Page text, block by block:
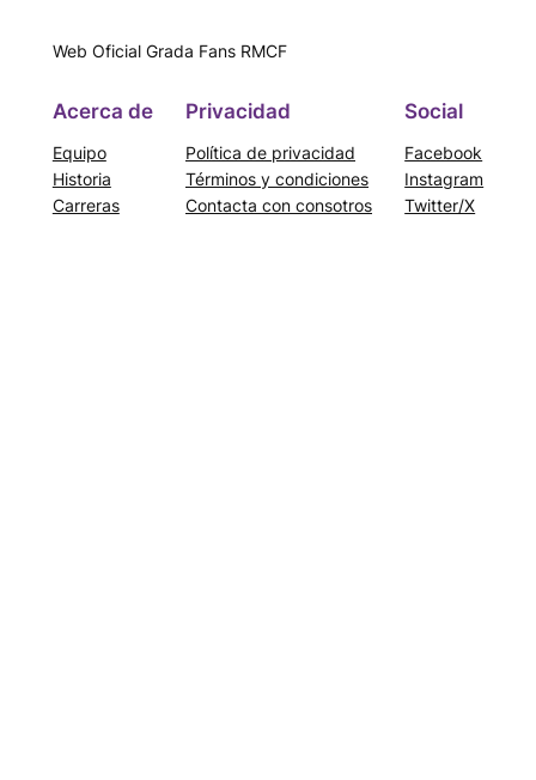
Web Oficial Grada Fans RMCF
Acerca de
Equipo
Historia
Carreras
Privacidad
Política de privacidad
Términos y condiciones
Contacta con consotros
Social
Facebook
Instagram
Twitter/X